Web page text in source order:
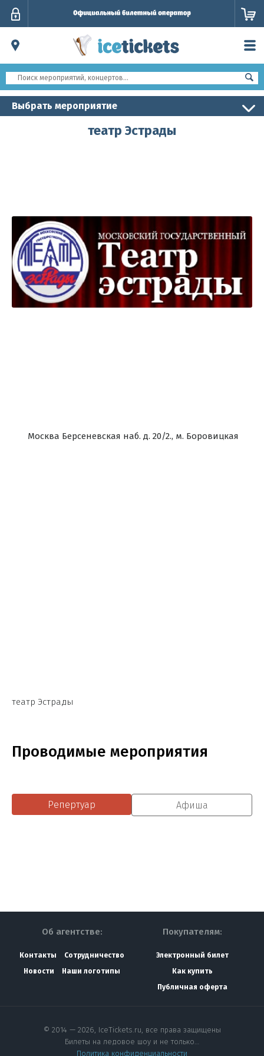
Выбрать мероприятие
театр Эстрады
Москва Берсеневская наб. д. 20/2., м. Боровицкая
театр Эстрады
Проводимые мероприятия
Репертуар Афиша
Об агентстве:
Контакты
Сотрудничество
Новости
Наши логотипы
Покупателям:
Электронный билет
Как купить
Публичная оферта
© 2014 — 2026, IceTickets.ru, все права защищены
Билеты на ледовое шоу и не только…
Политика конфиденциальности